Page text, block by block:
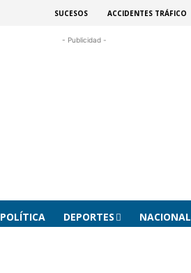
SUCESOS ACCIDENTES TRÁFICO
- Publicidad -
POLÍTICA DEPORTES NACIONAL